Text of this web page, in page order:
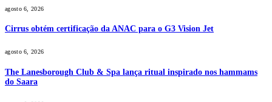
agosto 6, 2026
Cirrus obtém certificação da ANAC para o G3 Vision Jet
agosto 6, 2026
The Lanesborough Club & Spa lança ritual inspirado nos hammams
do Saara